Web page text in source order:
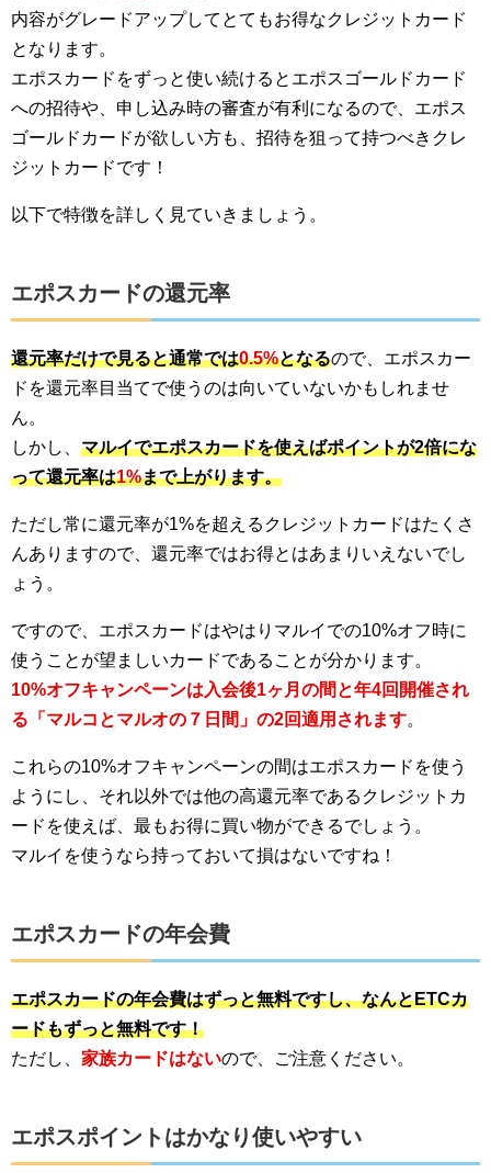
内容がグレードアップしてとてもお得なクレジットカード
となります。
エポスカードをずっと使い続けるとエポスゴールドカード
への招待や、申し込み時の審査が有利になるので、エポス
ゴールドカードが欲しい方も、招待を狙って持つべきクレ
ジットカードです！
以下で特徴を詳しく見ていきましょう。
エポスカードの還元率
還元率だけで見ると通常では0.5%となるので、エポスカー
ドを還元率目当てで使うのは向いていないかもしれませ
ん。
しかし、 マルイでエポスカードを使えばポイントが2倍にな
って還元率は1%まで上がります。
ただし常に還元率が1%を超えるクレジットカードはたくさ
んありますので、還元率ではお得とはあまりいえないでし
ょう。
ですので、エポスカードはやはりマルイでの10%オフ時に
使うことが望ましいカードであることが分かります。
10%オフキャンペーンは入会後1ヶ月の間と年4回開催され
る「マルコとマルオの７日間」の2回適用されます。
これらの10%オフキャンペーンの間はエポスカードを使う
ようにし、それ以外では他の高還元率であるクレジットカ
ードを使えば、最もお得に買い物ができるでしょう。
マルイを使うなら持っておいて損はないですね！
エポスカードの年会費
エポスカードの年会費はずっと無料ですし、なんとETCカ
ードもずっと無料です！
ただし、 家族カードはないので、ご注意ください。
エポスポイントはかなり使いやすい